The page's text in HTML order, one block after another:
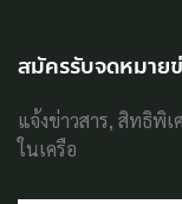
สมัครรับจดหมาย
แจ้งข่าวสาร, สิทธิพิ
ในเครือ